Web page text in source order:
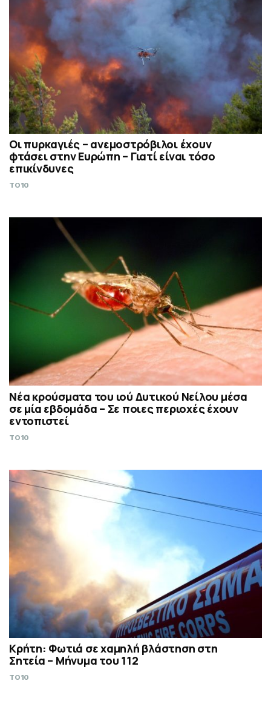
Οι πυρκαγιές – ανεμοστρόβιλοι έχουν
φτάσει στην Ευρώπη – Γιατί είναι τόσο
επικίνδυνες
TO10
Νέα κρούσματα του ιού Δυτικού Νείλου μέσα
σε μία εβδομάδα – Σε ποιες περιοχές έχουν
εντοπιστεί
TO10
Κρήτη: Φωτιά σε χαμηλή βλάστηση στη
Σητεία – Μήνυμα του 112
TO10